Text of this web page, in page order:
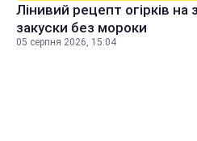
Лінивий рецепт огірків на
закуски без мороки
05 серпня 2026, 15:04